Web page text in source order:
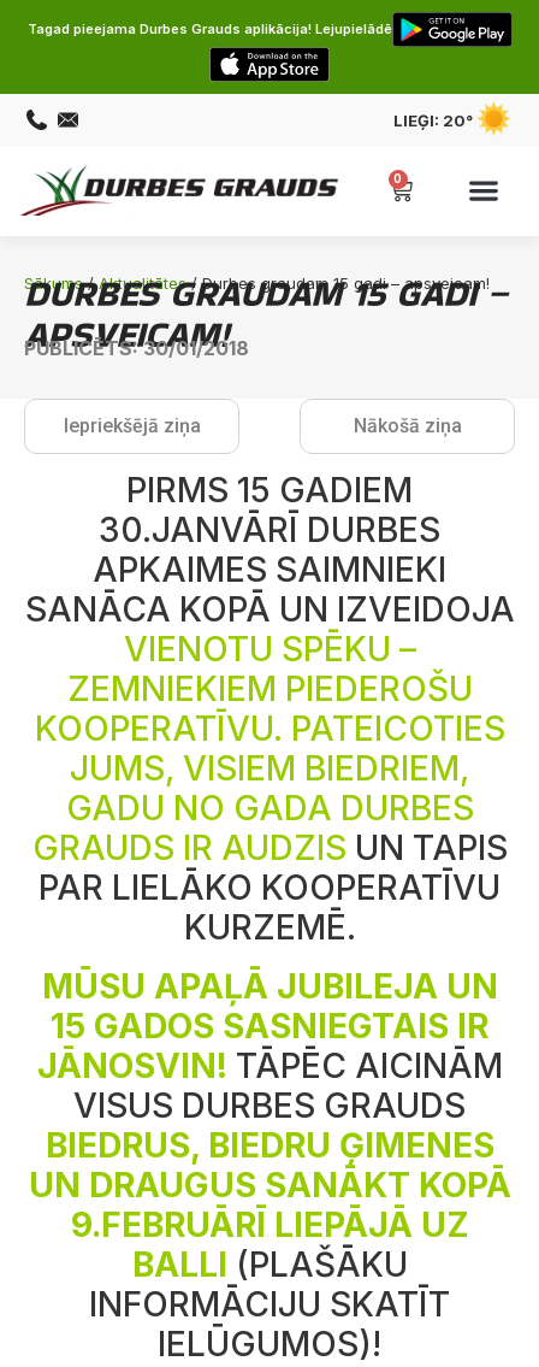
Tagad pieejama Durbes Grauds aplikācija! Lejupielādē
LIEĢI: 20°
0
Sākums/Aktualitātes/ Durbes graudam 15 gadi – apsveicam!
DURBES GRAUDAM 15 GADI –
APSVEICAM!
PUBLICĒTS: 30/01/2018
Nākošā ziņa
Iepriekšējā ziņa
PIRMS 15 GADIEM
30.JANVĀRĪ DURBES
APKAIMES SAIMNIEKI
SANĀCA KOPĀ UN IZVEIDOJA
VIENOTU SPĒKU –
ZEMNIEKIEM PIEDEROŠU
KOOPERATĪVU. PATEICOTIES
JUMS, VISIEM BIEDRIEM,
GADU NO GADA DURBES
GRAUDS IR AUDZIS UN TAPIS
PAR LIELĀKO KOOPERATĪVU
KURZEMĒ.
MŪSU APAĻĀ JUBILEJA UN
15 GADOS SASNIEGTAIS IR
JĀNOSVIN! TĀPĒC AICINĀM
VISUS DURBES GRAUDS
BIEDRUS, BIEDRU ĢIMENES
UN DRAUGUS SANĀKT KOPĀ
9.FEBRUĀRĪ LIEPĀJĀ UZ
BALLI (PLAŠĀKU
INFORMĀCIJU SKATĪT
IELŪGUMOS)!